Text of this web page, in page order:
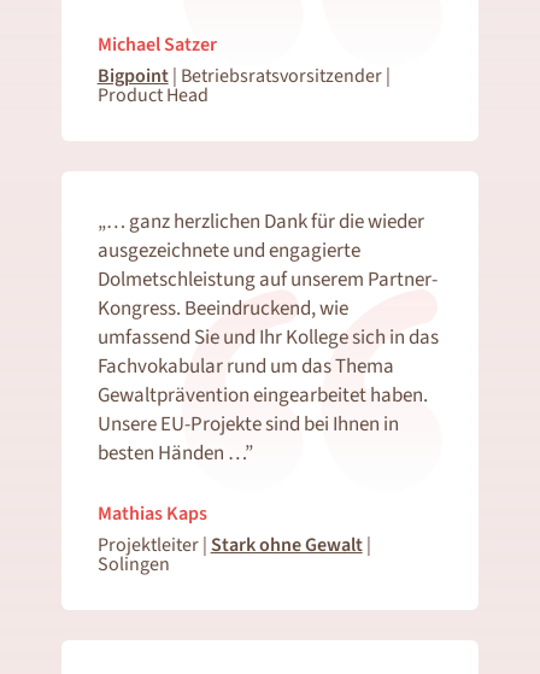
Michael Satzer
Bigpoint| Betriebsratsvorsitzender |
Product Head
„… ganz herzlichen Dank für die wieder
ausgezeichnete und engagierte
Dolmetschleistung auf unserem Partner-
Kongress. Beeindruckend, wie
umfassend Sie und Ihr Kollege sich in das
Fachvokabular rund um das Thema
Gewaltprävention eingearbeitet haben.
Unsere EU-Projekte sind bei Ihnen in
besten Händen …”
Mathias Kaps
Projektleiter |Stark ohne Gewalt|
Solingen